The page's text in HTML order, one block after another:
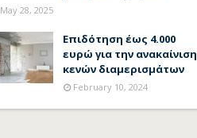
May 28, 2025
Επιδότηση έως 4.000
ευρώ για την ανακαίνιση
κενών διαμερισμάτων
February 10, 2024